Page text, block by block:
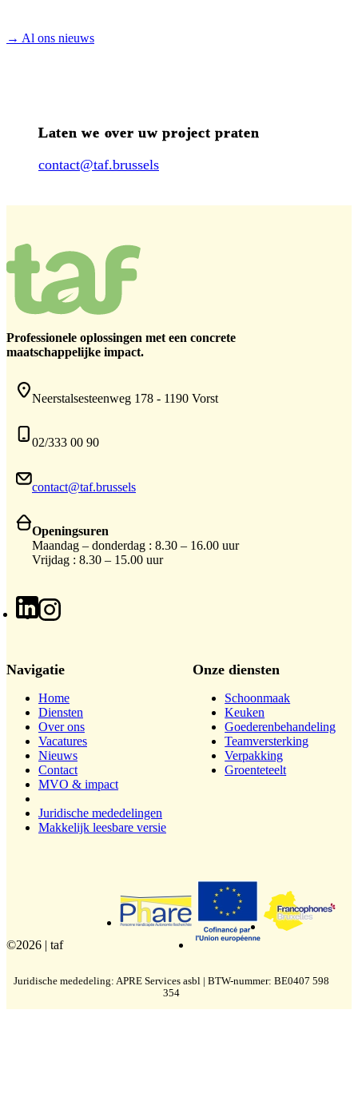
→ Al ons nieuws
Laten we over uw project praten
contact@taf.brussels
Professionele oplossingen met een concrete
maatschappelijke impact.
Neerstalsesteenweg 178 - 1190 Vorst
02/333 00 90
contact@taf.brussels
Openingsuren
Maandag – donderdag : 8.30 – 16.00 uur
Vrijdag : 8.30 – 15.00 uur
Navigatie
Home
Diensten
Over ons
Vacatures
Nieuws
Contact
MVO & impact
Juridische mededelingen
Makkelijk leesbare versie
Onze diensten
Schoonmaak
Keuken
Goederenbehandeling
Teamversterking
Verpakking
Groenteteelt
©2026 | taf
Juridische mededeling: APRE Services asbl | BTW-nummer: BE0407 598
354